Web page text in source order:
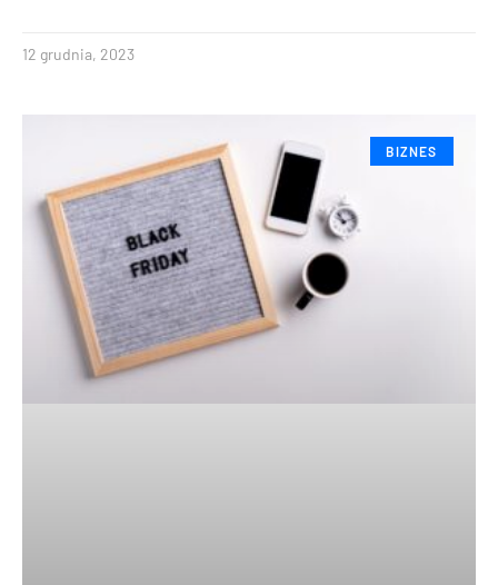
12 grudnia, 2023
BIZNES